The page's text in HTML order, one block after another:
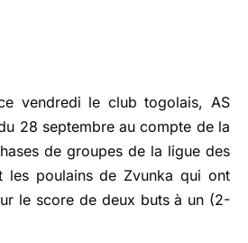
vendredi le club togolais, AS
28 septembre au compte de la
de groupes de la ligue des
les poulains de Zvunka qui ont
le score de deux buts à un (2-